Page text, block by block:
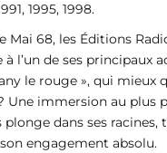
1995, 1998.
Mai 68, les Éditions
l’un de ses principaux
le rouge », qui mieux
Une immersion au plus
dans ses racines,
engagement absolu.